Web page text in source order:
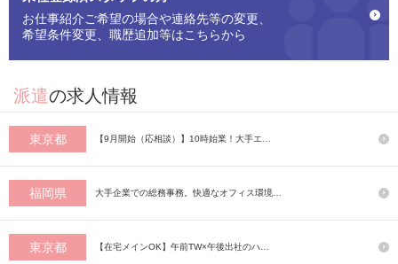
お仕事紹介ご希望の場合や連絡先等の変更、
希望条件変更、職歴追加等はこちらから
派遣の求人情報
東京都 【9月開始（応相談）】10時始業！大手エ…
福岡県 大手企業での総務事務。快適なオフィス環境…
東京都 【在宅メインOK】午前TW×午後出社のハ…